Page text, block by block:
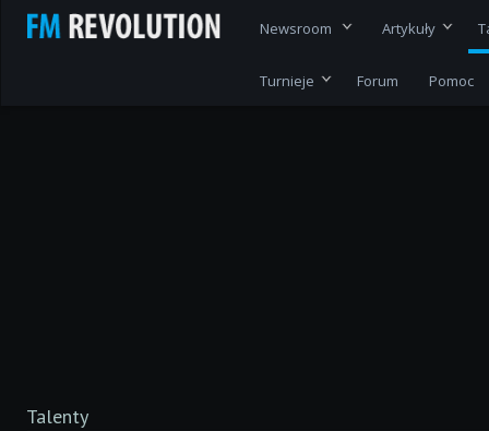
Newsroom Artykuły
Turnieje Forum Pomoc
Talenty